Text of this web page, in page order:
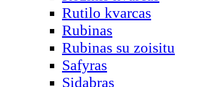
Rutilo kvarcas
Rubinas
Rubinas su zoisitu
Safyras
Sidabras